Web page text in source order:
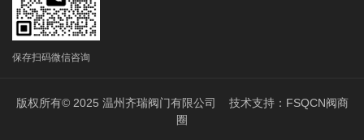
保存扫码微信咨询
版权所有© 2025 温州齐瑞阀门有限公司 技术支持： FSQCN阀商
圈